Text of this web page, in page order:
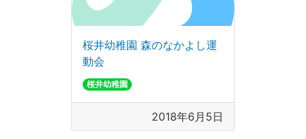
桜井幼稚園 森のなかよし運
動会
桜井幼稚園
2018年6月5日